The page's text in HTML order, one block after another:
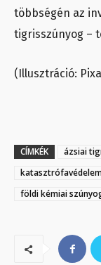
többségén az
tigrisszúnyog –
(Illusztráció:
CÍMKÉK ázsiai
földi kémiai